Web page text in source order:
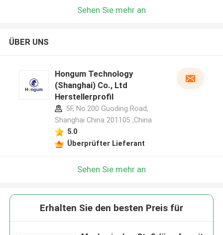
Sehen Sie mehr an
ÜBER UNS
Hongum Technology
(Shanghai) Co., Ltd
Herstellerprofil
5F, No.200 Guoding Road,
Shanghai China 201105 ,China
5.0
Überprüfter Lieferant
Sehen Sie mehr an
Erhalten Sie den besten Preis für